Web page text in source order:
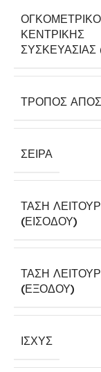
ΚΕΝΤΡΙΚΉΣ
ΣΥΣΚΕΥΑΣΊΑΣ
ΤΡΌΠΟΣ
ΣΕΙΡΆ
ΤΆΣΗ
(ΕΙΣΌΔΟΥ)
ΤΆΣΗ
(ΕΞΌΔΟΥ)
ΙΣΧΎΣ